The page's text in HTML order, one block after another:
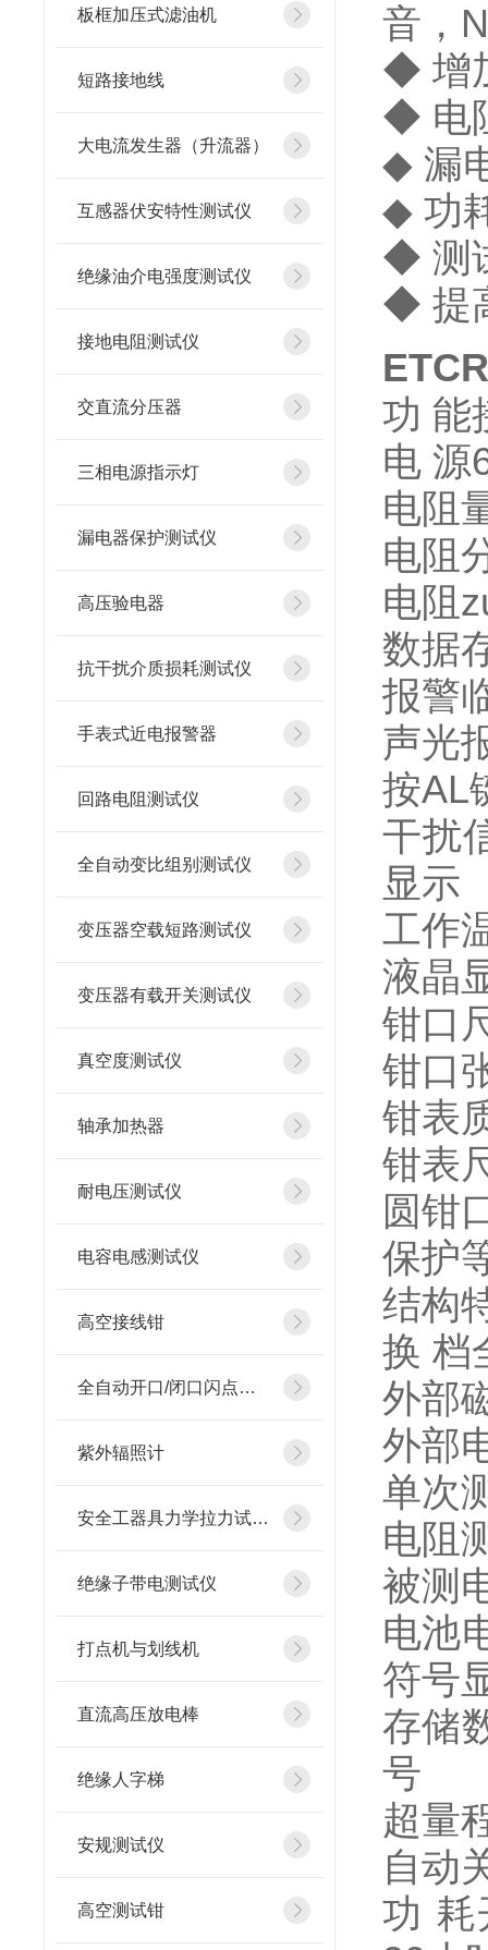
板框加压式滤油机
短路接地线
大电流发生器（升流器）
互感器伏安特性测试仪
绝缘油介电强度测试仪
接地电阻测试仪
交直流分压器
三相电源指示灯
漏电器保护测试仪
高压验电器
抗干扰介质损耗测试仪
手表式近电报警器
回路电阻测试仪
全自动变比组别测试仪
变压器空载短路测试仪
变压器有载开关测试仪
真空度测试仪
轴承加热器
耐电压测试仪
电容电感测试仪
高空接线钳
全自动开口/闭口闪点测定仪
紫外辐照计
安全工器具力学拉力试验机
绝缘子带电测试仪
打点机与划线机
直流高压放电棒
绝缘人字梯
安规测试仪
高空测试钳
音，
◆ 增
◆ 电
◆ 漏
◆ 功
◆ 测
◆ 提
功 能
电 源
电阻
电阻
电阻
数据
报警
声光
按AL
干扰
显示
工作
液晶
钳口
钳口
钳表
钳表
圆钳
保护
结构
换 档
外部
外部
单次
电阻
被测
电池
符号
存储
号
超量
自动
功 耗